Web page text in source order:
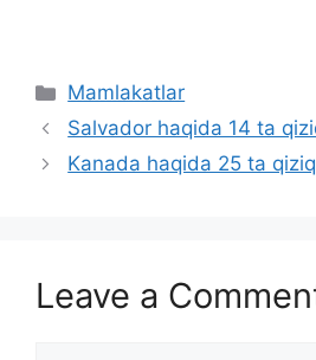
Categories
Mamlakatlar
Salvador haqida 14 ta
Kanada haqida 25 ta
Leave a